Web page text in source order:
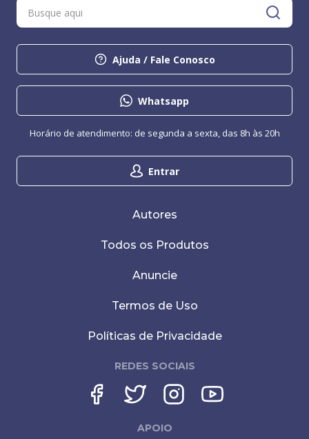
Ajuda / Fale Conosco
Whatsapp
Entrar
Horário de atendimento: de segunda a sexta, das 8h às 20h
Autores
Todos os Produtos
Anuncie
Termos de Uso
Políticas de Privacidade
REDES SOCIAIS
APOIO